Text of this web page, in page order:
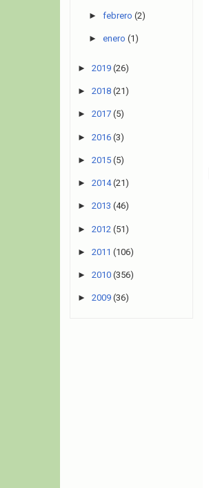
► febrero (2)
► enero (1)
► 2019 (26)
► 2018 (21)
► 2017 (5)
► 2016 (3)
► 2015 (5)
► 2014 (21)
► 2013 (46)
► 2012 (51)
► 2011 (106)
► 2010 (356)
► 2009 (36)